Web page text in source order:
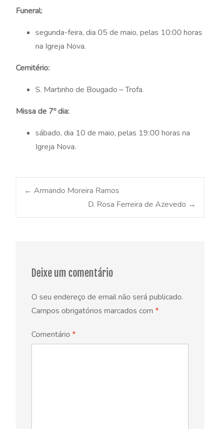
Funeral:
segunda-feira, dia 05 de maio, pelas 10:00 horas
na Igreja Nova.
Cemitério:
S. Martinho de Bougado – Trofa.
Missa de 7º dia:
sábado, dia 10 de maio, pelas 19:00 horas na
Igreja Nova.
Post
← Armando Moreira Ramos
D. Rosa Ferreira de Azevedo →
Deixe um comentário
O seu endereço de email não será publicado.
Campos obrigatórios marcados com *
Comentário *